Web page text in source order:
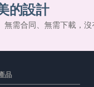
的設計
無需合同、無需下載，沒
品